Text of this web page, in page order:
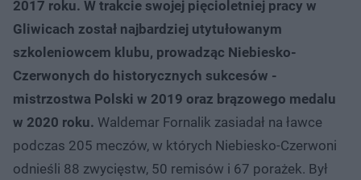
2017 roku. W trakcie swojej pięcioletniej pracy w
Gliwicach został najbardziej utytułowanym
szkoleniowcem klubu, prowadząc Niebiesko-
Czerwonych do historycznych sukcesów -
mistrzostwa Polski w 2019 oraz brązowego medalu
w 2020 roku. Waldemar Fornalik zasiadał na ławce
podczas 205 meczów, w których Niebiesko-Czerwoni
odnieśli 88 zwycięstw, 50 remisów i 67 porażek. Był